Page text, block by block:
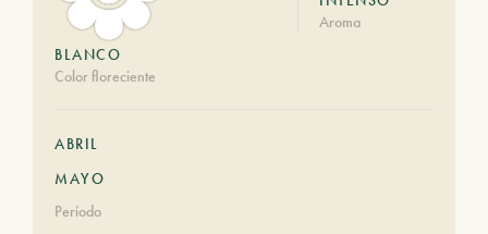
BLANCO
Color floreciente
Aroma
ABRIL
MAYO
Período